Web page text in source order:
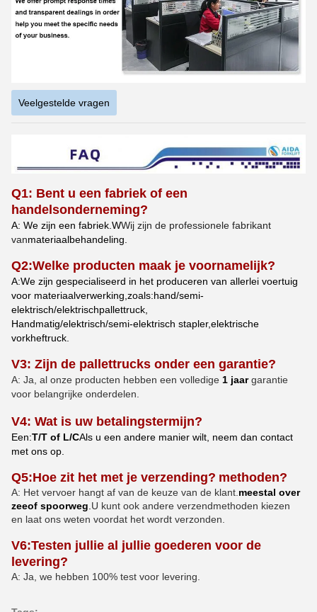
Veelgestelde vragen
Q1: Bent u een fabriek of een
handelsonderneming?
A: We zijn een fabriek. WWij zijn de professionele fabrikant
vanmateriaalbehandeling.
Q2:Welke producten maak je voornamelijk?
A:We zijn gespecialiseerd in het produceren van allerlei voertuig
voor materiaalverwerking zoals:hand/semi-
elektrisch/elektrischpallettruck,
Handmatig/elektrisch/semi-elektrisch stapler,elektrische
vorkheftruck.
V3: Zijn de pallettrucks onder een garantie?
A: Ja, al onze producten hebben een volledige 1 jaar garantie
voor belangrijke onderdelen.
V4: Wat is uw betalingstermijn?
Een:T/T of L/CAls u een andere manier wilt, neem dan contact
met ons op.
Q5:Hoe zit het met je verzending? methoden?
A: Het vervoer hangt af van de keuze van de klant. meestal over
zeeof spoorweg U kunt ook andere verzendmethoden kiezen
en laat ons weten voordat het wordt verzonden.
V6:Testen jullie al jullie goederen voor de
levering?
A: Ja, we hebben 100% test voor levering